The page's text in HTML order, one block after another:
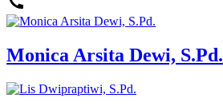
Monica Arsita Dewi, S.Pd.